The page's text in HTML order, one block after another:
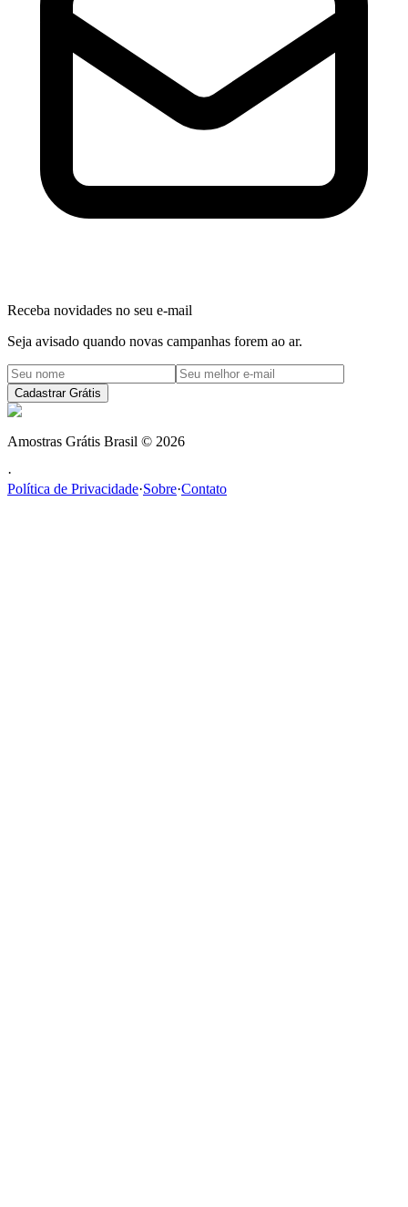
Receba novidades no seu e-mail
Seja avisado quando novas campanhas forem ao ar.
Cadastrar Grátis
Amostras Grátis Brasil © 2026
·
Política de Privacidade·Sobre·Contato